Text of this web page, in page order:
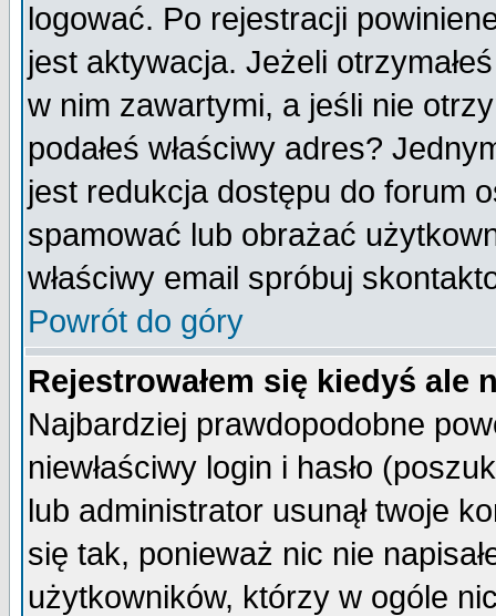
logować. Po rejestracji
jest aktywacja. Jeżeli
w nim zawartymi, a jeśli nie
podałeś właściwy adres?
jest redukcja dostępu do forum
spamować lub obrażać
właściwy email spróbuj
Powrót do góry
Rejestrowałem się kiedyś ale
Najbardziej prawdopodobne
niewłaściwy login i hasło
lub administrator usunął twoje
się tak, ponieważ nic nie
użytkowników, którzy w ogóle